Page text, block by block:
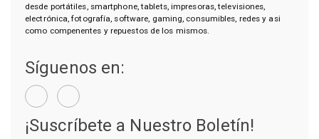
desde portátiles, smartphone, tablets, impresoras, televisiones,
electrónica, fotografía, software, gaming, consumibles, redes y asi
como compenentes y repuestos de los mismos.
Síguenos en:
¡Suscríbete a Nuestro Boletín!